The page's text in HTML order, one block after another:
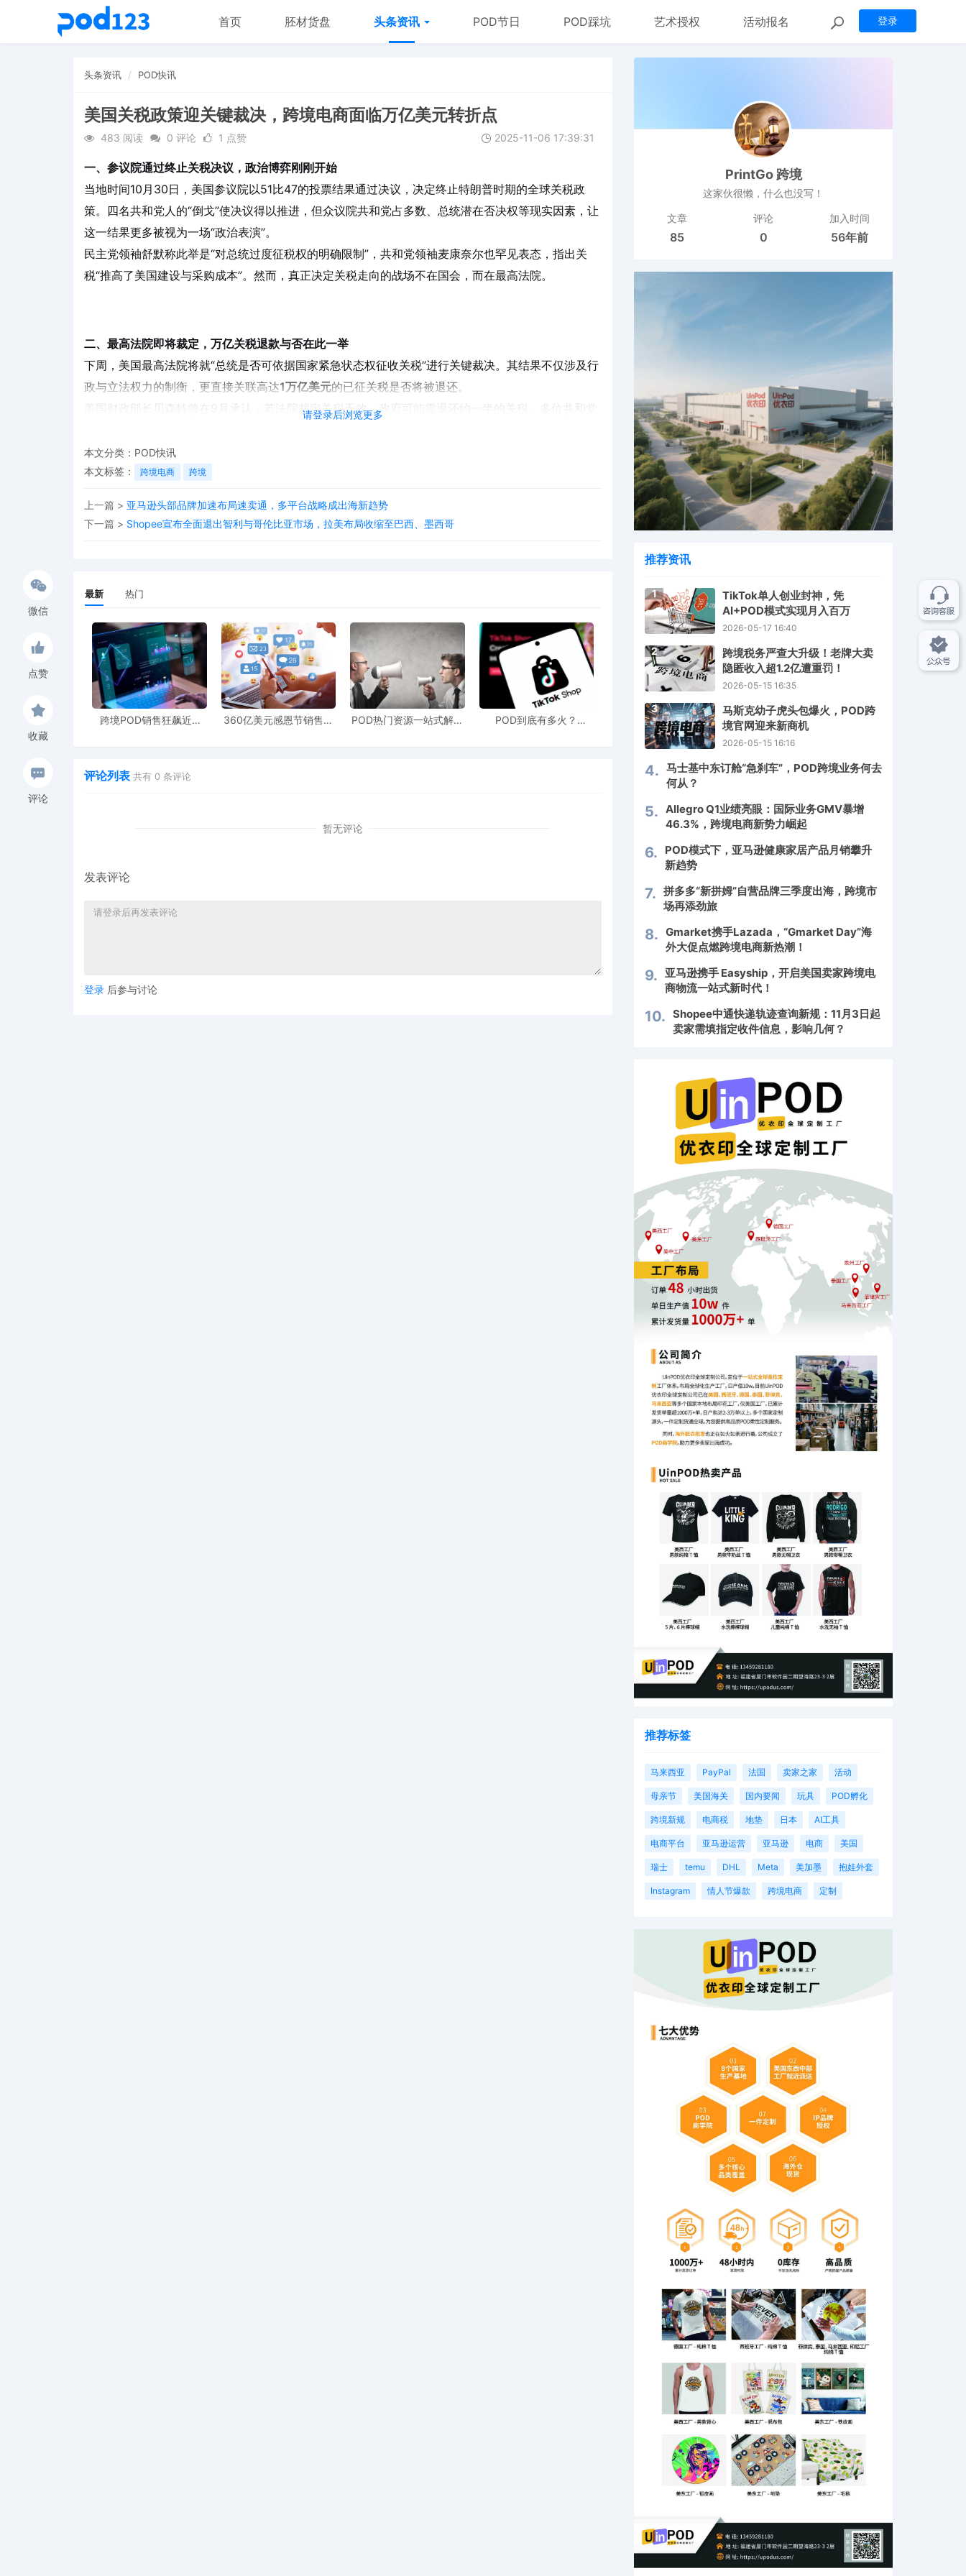
登录
首页 胚材货盘 头条资讯 POD节日 POD踩坑 艺术授权 活动报名
头条资讯 POD快讯
美国关税政策迎关键裁决，跨境电商面临万亿美元转折点
483 阅读 0 评论 1 点赞 2025-11-06 17:39:31
请登录后浏览更多
一、参议院通过终止关税决议，政治博弈刚刚开始
当地时间10月30日，美国参议院以51比47的投票结果通过决议，决定终止特朗普时期的全球关税政
策。四名共和党人的“倒戈”使决议得以推进，但众议院共和党占多数、总统潜在否决权等现实因素，让
这一结果更多被视为一场“政治表演”。
民主党领袖舒默称此举是“对总统过度征税权的明确限制”，共和党领袖麦康奈尔也罕见表态，指出关
税“推高了美国建设与采购成本”。然而，真正决定关税走向的战场不在国会，而在最高法院。
二、最高法院即将裁定，万亿关税退款与否在此一举
下周，美国最高法院将就“总统是否可依据国家紧急状态权征收关税”进行关键裁决。其结果不仅涉及行
政与立法权力的制衡，更直接关联高达1万亿美元的已征关税是否将被退还。
美国财政部长贝森特曾在9月承认，若法院裁定关税无效，政府可能需退还约一半的关税。多位共和党
年关税法或强化基于“国家安全”的行业性关税，以延续其贸易政策。
三、跨境电商紧急调整战略，多路径应对政策不确定性
供应链重组
仓储布局灵活化：推进多仓联动与小批量发货模式，控制潜在清关与成本风险。
四、前瞻布局：从依赖单一市场到构建全球韧性网络
面对持续的政策波动，头部企业正系统推进三大战略转型：
市场多元化：加速拓展欧洲、日本等替代市场，有企业已将美国销售占比从70%压缩至50%；
供应链近岸化：在墨西哥、东南亚等地增设生产基地，通过第三国制造规避关税限制；
链与跨境业态的重塑进程。当部分卖家仍在纠结单日销量时，领先者已在系统构建抗风险、多市场、柔
微信
点赞
收藏
评论
本文分类： POD快讯
本文标签：
跨境电商 跨境
上一篇 > 亚马逊头部品牌加速布局速卖通，多平台战略成出海新趋势
下一篇 > Shopee宣布全面退出智利与哥伦比亚市场，拉美布局收缩至巴西、墨西哥
最新 热门
跨境POD销售狂飙近5
360亿美元感恩节销售额
POD热门资源一站式解决
POD到底有多火？
评论列表 共有 0 条评论
暂无评论
发表评论
登录 后参与讨论
PrintGo 跨境
这家伙很懒，什么也没写！
文章
85
评论
0
加入时间
56年前
推荐资讯
1
TikTok单人创业封神，凭
AI+POD模式实现月入百万
2026-05-17 16:40
2
跨境税务严查大升级！老牌大卖
隐匿收入超1.2亿遭重罚！
2026-05-15 16:35
3
马斯克幼子虎头包爆火，POD跨
境官网迎来新商机
2026-05-15 16:16
4. 马士基中东订舱“急刹车”，POD跨境业务何去
何从？
5. Allegro Q1业绩亮眼：国际业务GMV暴增
46.3%，跨境电商新势力崛起
6.
POD模式下，亚马逊健康家居产品月销攀升
新趋势
7. 拼多多“新拼姆”自营品牌三季度出海，跨境市
场再添劲旅
8. Gmarket携手Lazada，“Gmarket Day”海
外大促点燃跨境电商新热潮！
9. 亚马逊携手 Easyship，开启美国卖家跨境电
商物流一站式新时代！
10. Shopee中通快递轨迹查询新规：11月3日起
卖家需填指定收件信息，影响几何？
推荐标签
马来西亚 PayPal 法国 卖家之家 活动
母亲节 美国海关 国内要闻 玩具 POD孵化
跨境新规 电商税 地垫 日本 AI工具
电商平台 亚马逊运营 亚马逊 电商 美国
瑞士 temu DHL Meta 美加墨 抱娃外套
Instagram 情人节爆款 跨境电商 定制